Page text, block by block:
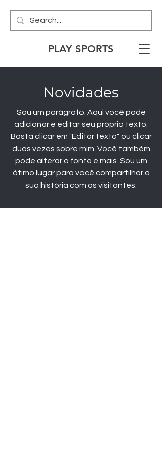
PLAY SPORTS
Novidades
Sou um parágrafo. Aqui você pode
adicionar e editar seu próprio texto.
Basta clicar em "Editar texto" ou clicar
duas vezes sobre mim. Você também
pode alterar a fonte e mais. Sou um
ótimo lugar para você compartilhar a
sua história com os visitantes.